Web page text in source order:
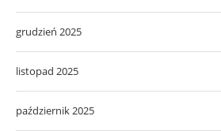
grudzień 2025
listopad 2025
październik 2025